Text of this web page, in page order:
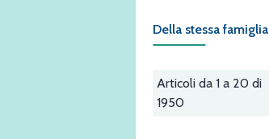
Della stessa famiglia
Articoli da 1 a 20 di
1950